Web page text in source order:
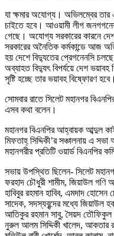
যা ক্ষমার অযোগ্য। অভিলম্বের তার
চাইতে হবে। আওয়ামী লীগ
গেছে। অযোগ্য সরকারের কারনে
সরকারের অনৈতিক কর্মকান্ডে আজ
হয় দেশে বিদ্যুতের প্রেগনেনসি
অব্যাহত বিদ্যুৎ বিপর্যয়ে দেশ
সৃষ্টি হচ্ছে তার ভয়াবহ বিষ্ফোরণ
সোমবার রাতে সিলেট মহানগর
এসব কথা বলেন।
মহানগর বিএনপির আহ্বায়ক আব্দুল
মিফতাহ্ সিদ্দিকী’র সঞ্চালনায় এ
মহানগরীর প্রতিটি ওয়ার্ড বিএনপির
সভায় উপস্থিত ছিলেন- সিলেট
ফরহাদ চৌধুরী শামীম, জিয়াউল গণি
হাবিবুর রহমান হাবিব, এমদাদ
সাদেক, সদস্যবৃন্দের মধ্যে জিয়াউল
আতিকুর রহমান সাবু, সৈয়দ
নুরুল আলম সিদ্দিকী খালেদ, আকতার